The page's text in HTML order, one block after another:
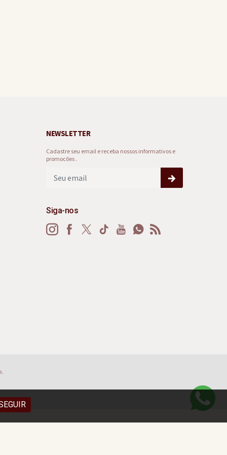
NEWSLETTER
Cadastre seu email e receba nossos informativos e
promocões .
Siga-nos